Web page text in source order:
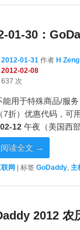
01-30：
2012-01-31 作者 H Zeng
2012-02-08
次
能用于特殊商品/服
7折）优惠代码，可
12 午夜（美国西
读全文 →
网 | 标签 GoDaddy 主
2012 农